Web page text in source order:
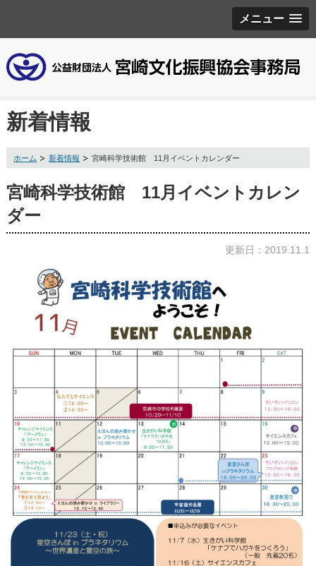
メニュー
新着情報
ホーム 新着情報 宮崎科学技術館 11月イベントカレンダー
宮崎科学技術館 11月イベントカレン
ダー
更新日：2019.11.1